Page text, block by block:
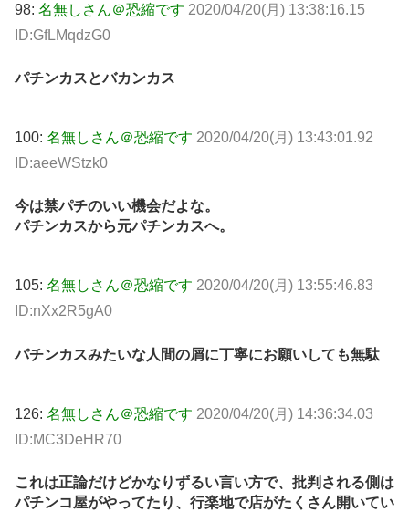
98: 名無しさん＠恐縮です 2020/04/20(月) 13:38:16.15
ID:GfLMqdzG0
パチンカスとバカンカス
100: 名無しさん＠恐縮です 2020/04/20(月) 13:43:01.92
ID:aeeWStzk0
今は禁パチのいい機会だよな。
パチンカスから元パチンカスへ。
105: 名無しさん＠恐縮です 2020/04/20(月) 13:55:46.83
ID:nXx2R5gA0
パチンカスみたいな人間の屑に丁寧にお願いしても無駄
126: 名無しさん＠恐縮です 2020/04/20(月) 14:36:34.03
ID:MC3DeHR70
これは正論だけどかなりずるい言い方で、批判される側は
パチンコ屋がやってたり、行楽地で店がたくさん開いてい